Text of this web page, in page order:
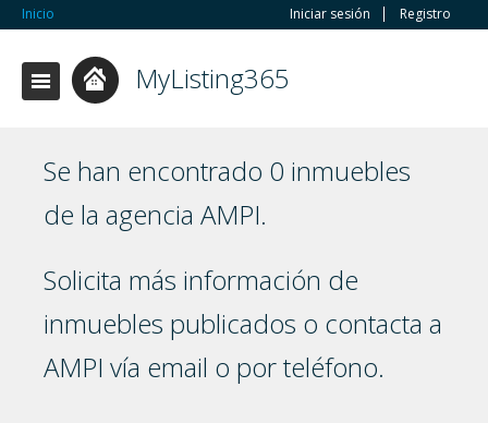
Inicio Iniciar sesión Registro
MyListing365
Se han encontrado 0 inmuebles
de la agencia AMPI.
Solicita más información de
inmuebles publicados o contacta a
AMPI vía email o por teléfono.